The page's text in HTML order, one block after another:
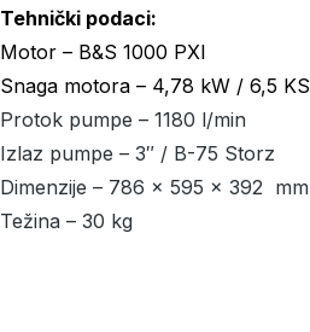
Tehnički podaci:
Motor – B&S 1000 PXI
Snaga motora – 4,78 kW / 6,5 KS
Protok pumpe – 1180 l/min
Izlaz pumpe – 3″ / B-75 Storz
Dimenzije – 786 x 595 x 392 mm
Težina – 30 kg